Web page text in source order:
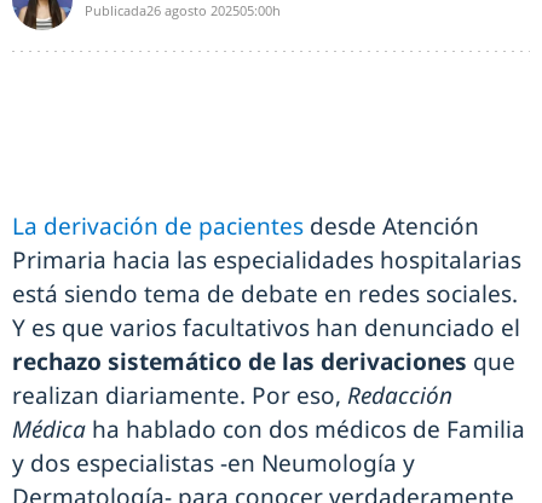
Publicada26 agosto 202505:00h
La derivación de pacientes desde Atención
Primaria hacia las especialidades hospitalarias
está siendo tema de debate en redes sociales.
Y es que varios facultativos han denunciado el
rechazo sistemático de las derivaciones que
realizan diariamente. Por eso, Redacción
Médica ha hablado con dos médicos de Familia
y dos especialistas -en Neumología y